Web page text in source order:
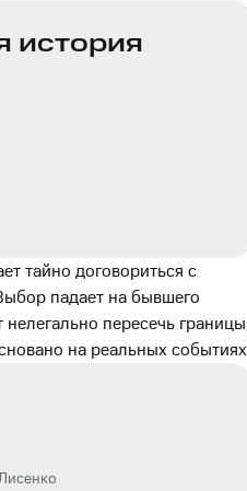
история
тайно договориться с
падает на бывшего
пересечь
на реальных